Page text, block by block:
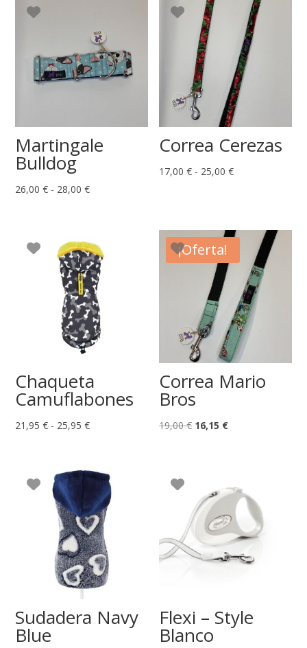
Martingale
Bulldog
26,00€ - 28,00€Rango
desde
26,00 €
hasta
28,00 €
Correa Cerezas
17,00€ - 25,00€Rango
17,00 €
hasta
25,00 €
Chaqueta
Camuflabones
21,95€ - 25,95€Rango
desde
21,95 €
hasta
25,95 €
¡Oferta!
Correa Mario
Bros
19,00€ El
19,00 €.
16,15 €El
16,15 €.
Sudadera Navy
Blue
Flexi – Style
Blanco